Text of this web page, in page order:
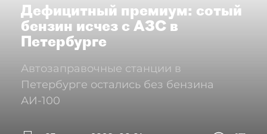
Дефицитный премиум: сотый
бензин исчез с АЗС в
Петербурге
Автозаправочные станции в
Петербурге остались без бензина
АИ-100